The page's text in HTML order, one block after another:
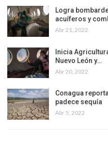
Logra
acuíferos y
Abr 21, 2022
Inicia
Nuevo León y…
Abr 20, 2022
Conagua
padece sequía
Abr 5, 2022